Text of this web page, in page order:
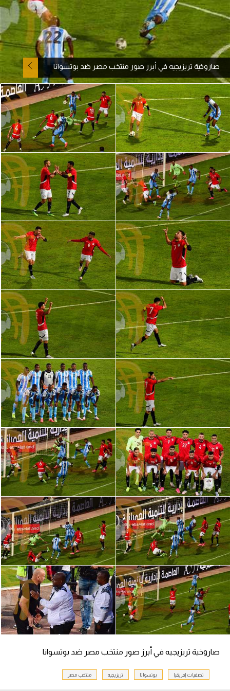
آراء حرة
ركن الألعاب
بطولات
أمريكا 2026
الدوري المصري
الدوري الإنجليزي الممتاز
الدوري الإسباني
الدوري الإيطالي
الدوري الألماني
الدوري الفرنسي
الدوري السعودي للمحترفين
دوري أبطال أوروبا
دوري أبطال إفريقيا
كل البطولات
أقسام
الكرة المصرية
الدوري المصري
الكرة الأوروبية
الكرة الإفريقية
منتخب مصر
سعودي في الجول
الدوري الإنجليزي
الدوري الإسباني
دوري أبطال أوروبا
القسم الثاني
رياضات أخرى
أمم إفريقيا
كرة السلة الأمريكية
كرة يد
كرة طائرة
صاروخية تريزيجيه في أبرز صور منتخب مصر ضد بوتسوانا
صاروخية تريزيجيه في أبرز صور منتخب مصر ضد بوتسوانا
تصفيات إفريقيا بوتسوانا تريزيجيه منتخب مصر